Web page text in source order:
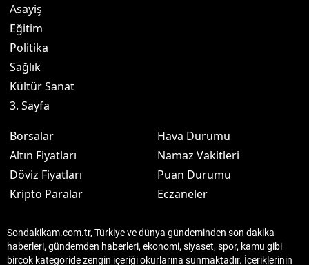
Asayiş
Eğitim
Politika
Sağlık
Kültür Sanat
3. Sayfa
Borsalar
Altın Fiyatları
Döviz Fiyatları
Kripto Paralar
Hava Durumu
Namaz Vakitleri
Puan Durumu
Eczaneler
Sondakikam.com.tr, Türkiye ve dünya gündeminden son dakika
haberleri, gündemden haberleri, ekonomi, siyaset, spor, kamu gibi
birçok kategoride zengin içeriği okurlarına sunmaktadır. İçeriklerinin